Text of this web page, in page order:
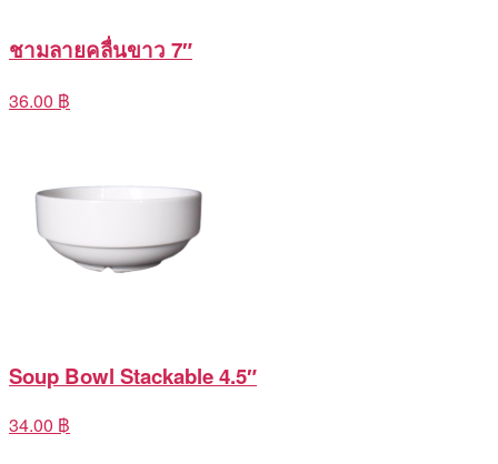
ชามลายคลื่นขาว 7″
36.00 ฿
Soup Bowl Stackable 4.5″
34.00 ฿